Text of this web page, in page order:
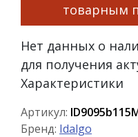
товарным
Нет данных о
для получения
Характеристики
Артикул:
Бренд: Idalgo